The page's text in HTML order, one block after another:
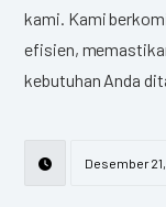
kami. Kami
efisien,
kebutuhan Anda
Desember